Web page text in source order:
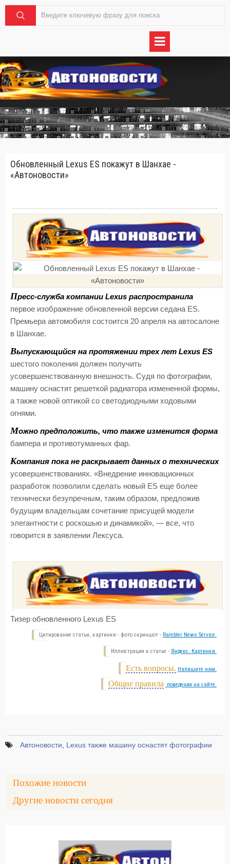
Обновленный Lexus ES покажут в Шанхае -
«Автоновости»
Пресс-служба компании Lexus распространила
первое изображение обновленной версии седана ES.
Премьера автомобиля состоится 20 апреля на автосалоне
в Шанхае.
Выпускающийся на протяжении трех лет Lexus ES
шестого поколения должен получить
усовершенствованную внешность. Судя по фотографии,
машину оснастят решеткой радиатора измененной формы,
а также новой оптикой со светодиодными ходовыми
огнями.
Можно предположить, что также изменится форма
бампера и противотуманных фар.
Компания пока не раскрывает данных о технических
усовершенствованиях. «Внедрение инновационных
разработок позволили сделать новый ES еще более
технически безупречным, таким образом, предложив
будущим владельцам сочетание присущей модели
элегантности с роскошью и динамикой», — все, что
говорится в заявлении Лексуса.
Тизер обновленного Lexus ES
Цитирование статьи, картинки - фото скриншот - Rambler News Service.
Иллюстрация к статье - Яндекс. Картинки.
Есть вопросы. Напишите нам.
Общие правила поведения на сайте.
Автоновости Lexus также машину оснастят фотографии
Похожие новости
Другие новости сегодня